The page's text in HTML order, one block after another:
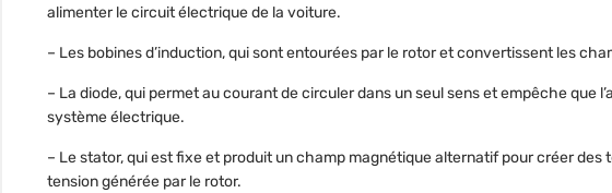
alimenter le circuit électrique de la voiture.
– Les bobines d’induction, qui sont entourées par le rotor et convertissent les
– La diode, qui permet au courant de circuler dans un seul sens et empêche que
système électrique.
– Le stator, qui est fixe et produit un champ magnétique alternatif pour créer des
tension générée par le rotor.